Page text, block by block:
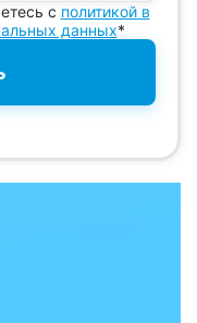
с политикой в
данных*